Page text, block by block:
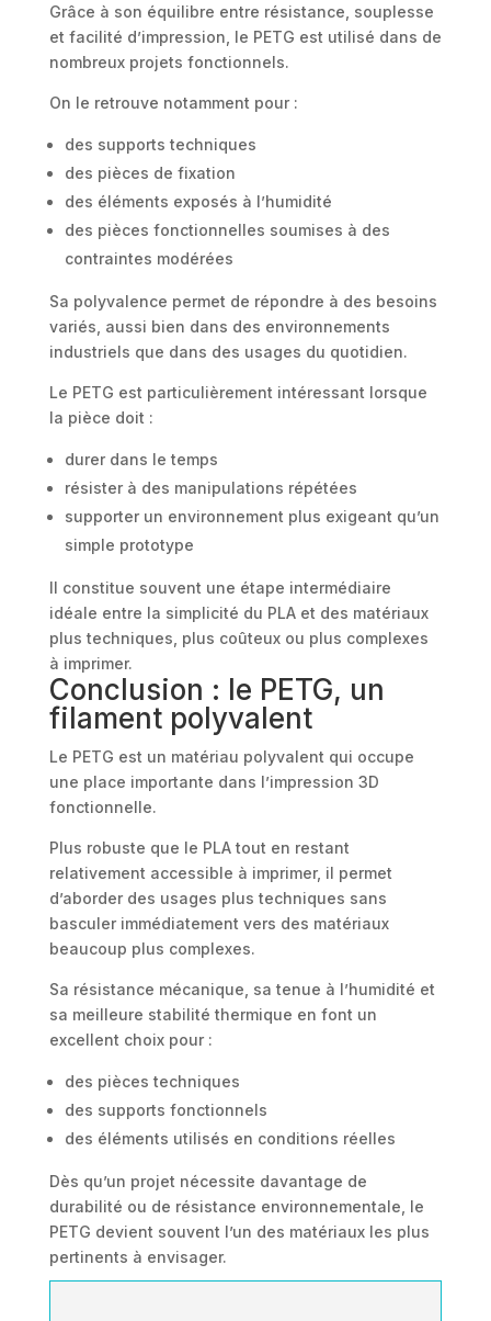
Grâce à son équilibre entre résistance, souplesse
et facilité d’impression, le PETG est utilisé dans de
nombreux projets fonctionnels.
On le retrouve notamment pour :
des supports techniques
des pièces de fixation
des éléments exposés à l’humidité
des pièces fonctionnelles soumises à des
contraintes modérées
Sa polyvalence permet de répondre à des besoins
variés, aussi bien dans des environnements
industriels que dans des usages du quotidien.
Le PETG est particulièrement intéressant lorsque
la pièce doit :
durer dans le temps
résister à des manipulations répétées
supporter un environnement plus exigeant qu’un
simple prototype
Il constitue souvent une étape intermédiaire
idéale entre la simplicité du PLA et des matériaux
plus techniques, plus coûteux ou plus complexes
à imprimer.
Conclusion : le PETG, un
filament polyvalent
Le PETG est un matériau polyvalent qui occupe
une place importante dans l’impression 3D
fonctionnelle.
Plus robuste que le PLA tout en restant
relativement accessible à imprimer, il permet
d’aborder des usages plus techniques sans
basculer immédiatement vers des matériaux
beaucoup plus complexes.
Sa résistance mécanique, sa tenue à l’humidité et
sa meilleure stabilité thermique en font un
excellent choix pour :
des pièces techniques
des supports fonctionnels
des éléments utilisés en conditions réelles
Dès qu’un projet nécessite davantage de
durabilité ou de résistance environnementale, le
PETG devient souvent l’un des matériaux les plus
pertinents à envisager.